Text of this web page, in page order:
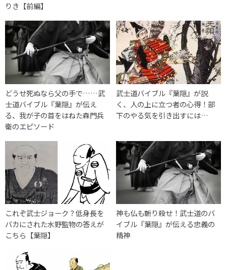
りき【前編】
どうせ死ぬなら父の手で……武
士道バイブル『葉隠』が伝え
る、我が子の首をはねた森門兵
衛のエピソード
武士道バイブル『葉隠』が説
く、人の上に立つ者の心得！部
下のやる気を引き出すには…
これぞ武士ジョーク？低身長を
バカにされた水野監物の答えが
こちら【葉隠】
神も仏も斬り殺せ！武士道のバ
イブル『葉隠』が伝える忠義の
精神